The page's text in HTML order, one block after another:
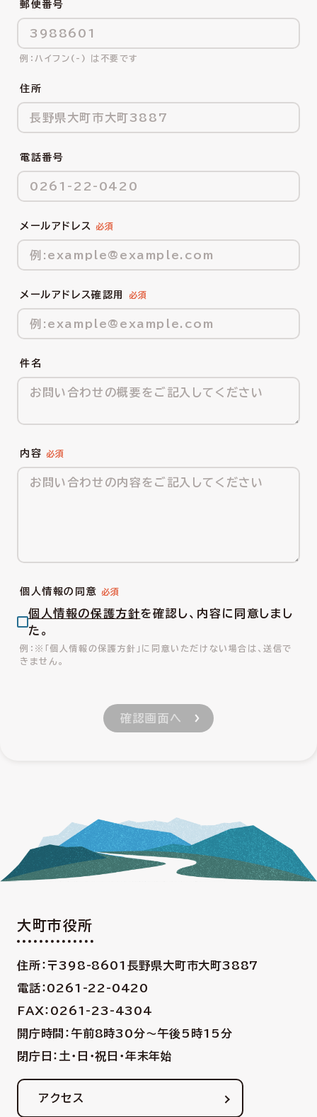
郵便番号
ハイフン(-) は不要です
住所
電話番号
メールアドレス
メールアドレス確認用
件名
内容
個人情報の同意
個人情報の保護方針を確認し、内容に同意しまし
た。
※「個人情報の保護方針」に同意いただけない場合は、送信で
きません。
大町市役所
住所：〒398-8601 長野県大町市大町3887
電話：0261-22-0420
FAX：0261-23-4304
開庁時間：午前8時30分〜午後5時15分
閉庁日：土・日・祝日・年末年始
アクセス